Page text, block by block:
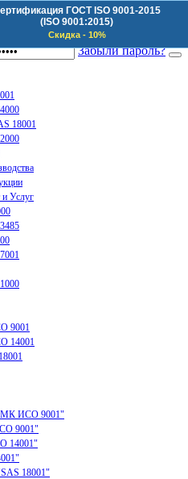
ГОСТ ISO 9001-2015
(ISO 9001:2015)
Скидка - 10%Организаций
Забыли пароль?
18001
и Услуг
9001
14001
ИСО 9001"
9001"
14001"
18001"